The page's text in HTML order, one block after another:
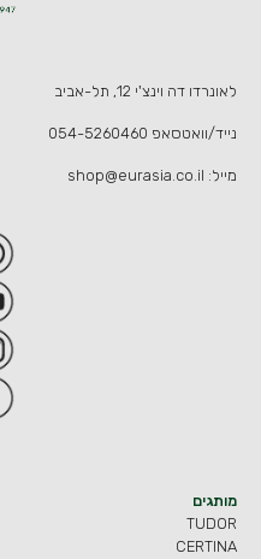
לאונרדו דה וינצ'י 12, תל-אביב
נייד/וואטסאפ 054-5260460
מייל: shop@eurasia.co.il
מותגים
TUDOR
CERTINA